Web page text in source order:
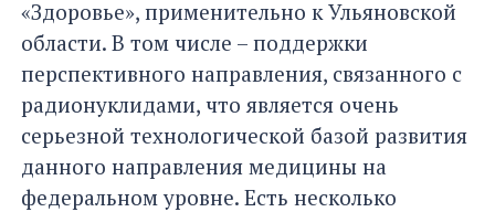
«Здоровье», применительно к Ульяновской
области. В том числе – поддержки
перспективного направления, связанного с
радионуклидами, что является очень
серьезной технологической базой развития
данного направления медицины на
федеральном уровне. Есть несколько